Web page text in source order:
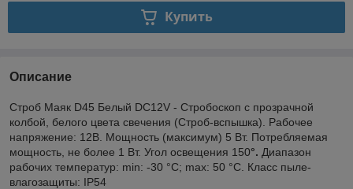
Купить
Описание
Строб Маяк D45 Белый DC12V - Стробоскоп с прозрачной
колбой, белого цвета свечения (Строб-вспышка). Рабочее
напряжение: 12В. Мощность (максимум) 5 Вт. Потребляемая
мощность, не более 1 Вт. Угол освещения 150°. Диапазон
рабочих температур: min: -30 °C; max: 50 °C. Класс пыле-
влагозащиты: IP54